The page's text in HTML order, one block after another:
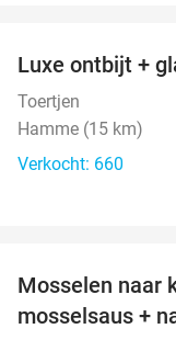
Luxe ontbijt +
Toertjen
Hamme (15 km)
Verkocht: 660
Mosselen naar
mosselsaus +